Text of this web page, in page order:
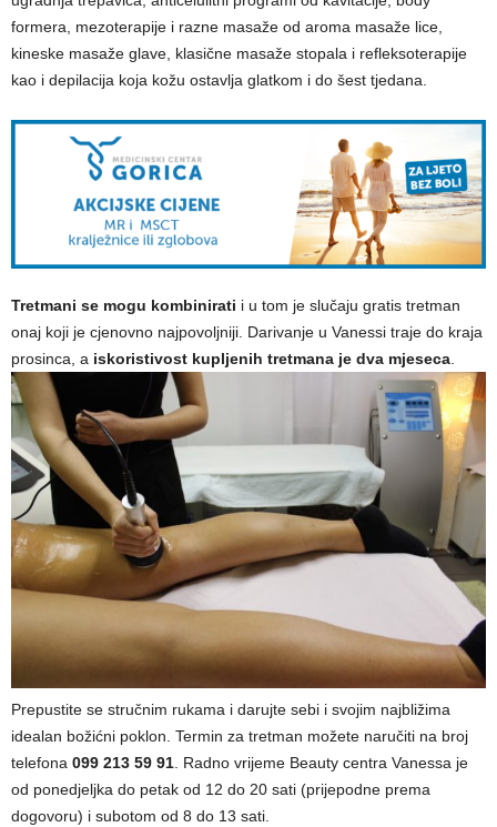
formera, mezoterapije i razne masaže od aroma masaže lice,
kineske masaže glave, klasične masaže stopala i refleksoterapije
kao i depilacija koja kožu ostavlja glatkom i do šest tjedana.
Tretmani se mogu kombinirati i u tom je slučaju gratis tretman
onaj koji je cjenovno najpovoljniji. Darivanje u Vanessi traje do kraja
prosinca, a iskoristivost kupljenih tretmana je dva mjeseca
Prepustite se stručnim rukama i darujte sebi i svojim najbližima
idealan božićni poklon. Termin za tretman možete naručiti na broj
telefona 099 213 59 91 . Radno vrijeme Beauty centra Vanessa je
od ponedjeljka do petak od 12 do 20 sati (prijepodne prema
dogovoru) i subotom od 8 do 13 sati.